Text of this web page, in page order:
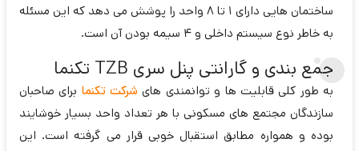
ساختمان هایی دارای 1 تا 8 واحد را پوشش می دهد که این مسئله
به خاطر نوع سیستم داخلی و 4 سیمه بودن آن است.
جمع بندی و گارانتی پنل سری TZB تکنما
به طور کلی قابلیت ها و توانمندی های شرکت تکنما برای صاحبان
سازندگان مجتمع های مسکونی با هر تعداد واحد بسیار خوشایند
بوده و همواره مطابق استقبال خوبی قرار می گرفته است. این